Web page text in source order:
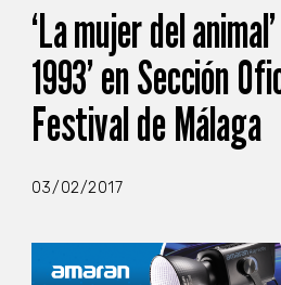
‘La mujer del
1993’ en Sección
Festival de Málaga
03/02/2017